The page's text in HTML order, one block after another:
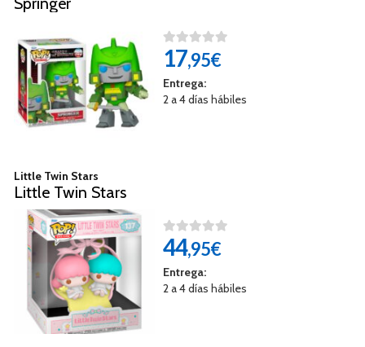
17,95€
Entrega:
2 a 4 días hábiles
Little Twin Stars
Little Twin Stars
44,95€
Entrega:
2 a 4 días hábiles